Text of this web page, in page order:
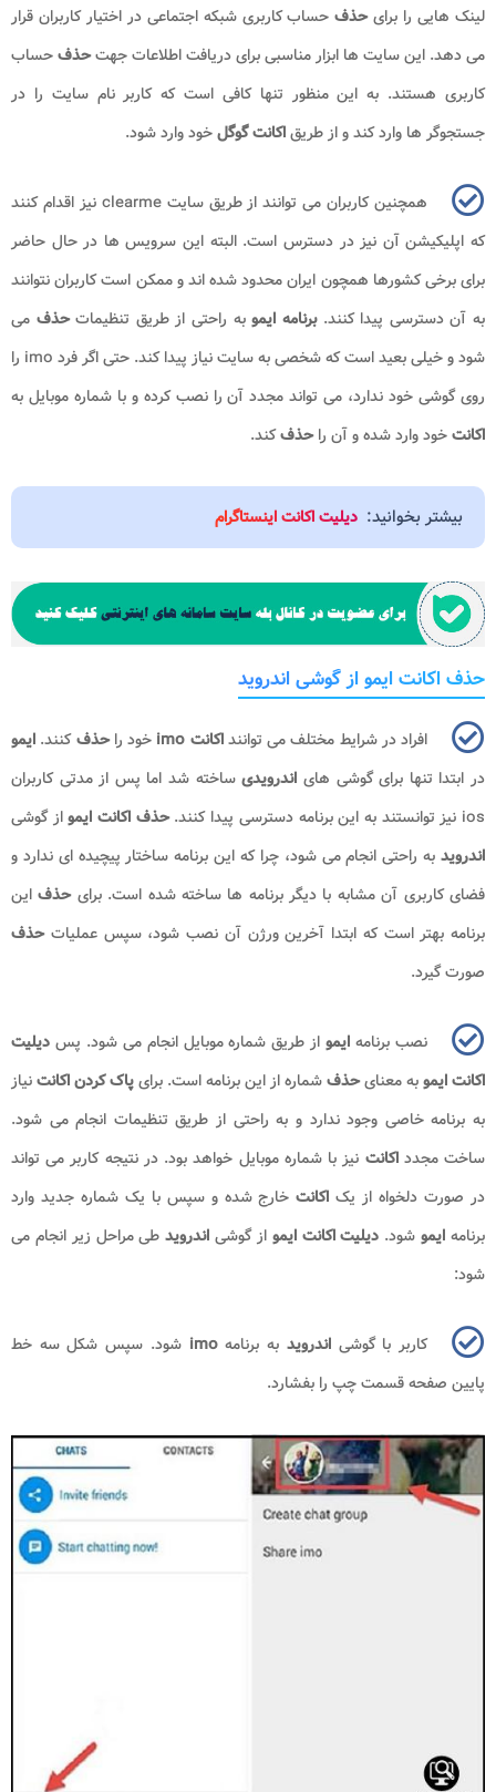
لینک هایی را برایحذف حساب کاربری شبکه اجتماعی در اختیار کاربران قرار
می دهد. این سایت ها ابزار مناسبی برای دریافت اطلاعات جهتحذفحساب
کاربری هستند. به این منظور تنها کافی است که کاربر نام سایت را در
جستجوگر ها وارد کند و از طریقاکانت گوگلخود وارد شود.
همچنین کاربران می توانند از طریق سایتclearme نیز اقدام کنند
که اپلیکیشن آن نیز در دسترس است. البته این سرویس ها در حال حاضر
برای برخی کشورها همچون ایران محدود شده اند و ممکن است کاربران نتوانند
به آن دسترسی پیدا کنند.برنامه ایموبه راحتی از طریق تنظیماتحذف می
شود و خیلی بعید است که شخصی به سایت نیاز پیدا کند. حتی اگر فرد imo ‌ را
روی گوشی خود ندارد، می تواند مجدد آن را نصب کرده و با شماره موبایل به
اکانتخود وارد شده و آن راحذفکند.
بیشتر بخوانید: دیلیت اکانت اینستاگرام
حذف اکانت ایمو از گوشی اندروید
افراد در شرایط مختلف می تواننداکانت imo خود راحذفکنند. ایمو
در ابتدا تنها برای گوشی های اندرویدیساخته شد اما پس از مدتی کاربران
ios نیز توانستند به این برنامه دسترسی پیدا کنند.حذف اکانت ایمواز گوشی
اندروید به راحتی انجام می شود، چرا که این برنامه ساختار پیچیده ای ندارد و
فضای کاربری آن مشابه با دیگر برنامه ها ساخته شده است. برایحذف این
برنامه بهتر است که ابتدا آخرین ورژن آن نصب شود، سپس عملیاتحذف
صورت گیرد.
نصب برنامه ایمو از طریق شماره موبایل انجام می شود. پس دیلیت
اکانت ایموبه معنایحذفشماره از این برنامه است. برایپاک کردناکانتنیاز
به برنامه خاصی وجود ندارد و به راحتی از طریق تنظیمات انجام می شود.
ساخت مجدداکانت نیز با شماره موبایل خواهد بود. در نتیجه کاربر می تواند
در صورت دلخواه از یک اکانت خارج شده و سپس با یک شماره جدید وارد
برنامه ایمو شود. دیلیت اکانت ایمو از گوشی اندروید طی مراحل زیر انجام می
شود:
کاربر با گوشیاندروید به برنامهimo شود. سپس شکل سه خط
پایین صفحه قسمت چپ را بفشارد.